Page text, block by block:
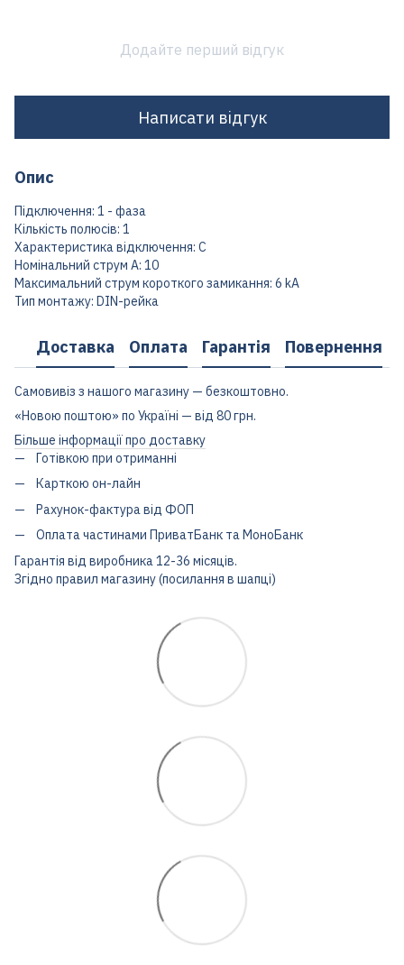
Додайте перший відгук
Написати відгук
Опис
Підключення: 1 - фаза
Кількість полюсів: 1
Характеристика відключення: C
Номінальний струм А: 10
Максимальний струм короткого замикання: 6 kA
Тип монтажу: DIN-рейка
Доставка Оплата Гарантія Повернення
Самовивіз з нашого магазину — безкоштовно.
«Новою поштою» по Україні — від 80 грн.
Більше інформації про доставку
Готівкою при отриманні
Карткою он-лайн
Рахунок-фактура від ФОП
Оплата частинами ПриватБанк та МоноБанк
Гарантія від виробника 12-36 місяців.
Згідно правил магазину (посилання в шапці)